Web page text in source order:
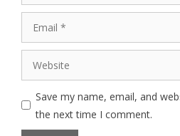
Save my name, email, and
the next time I comment.